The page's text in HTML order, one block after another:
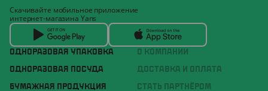
ОДНОРАЗОВАЯ УПАКОВКА
ОДНОРАЗОВАЯ ПОСУДА
БУМАЖНАЯ ПРОДУКЦИЯ
О КОМПАНИИ
ДОСТАВКА И ОПЛАТА
СТАТЬ ПАРТНЁРОМ
Скачивайте мобильное приложение
интернет-магазина Yans